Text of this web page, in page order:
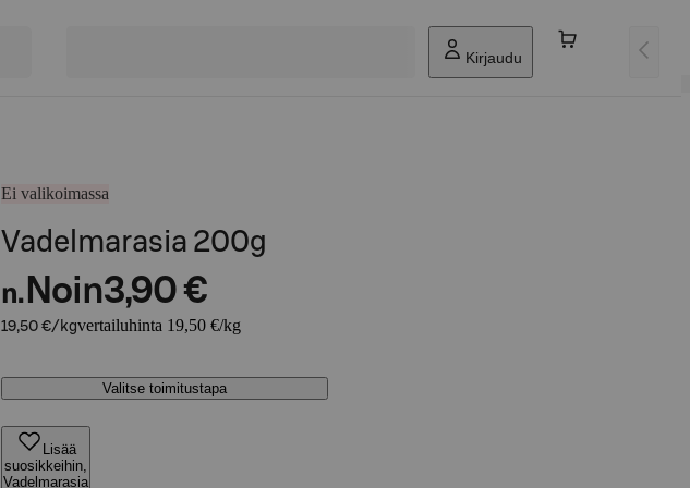
Kirjaudu
Ei valikoimassa
Vadelmarasia 200g
n. Noin3,90 €
19,50 €/kgvertailuhinta 19,50 €/kg
Valitse toimitustapa
Lisää
suosikkeihin,
Vadelmarasia